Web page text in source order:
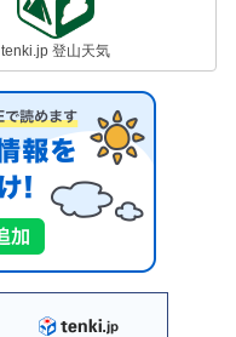
tenki.jp 登山天気